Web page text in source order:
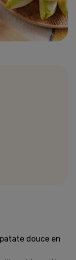
douce en